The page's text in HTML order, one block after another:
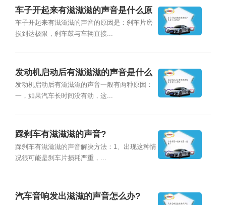
车子开起来有滋滋滋的声音是什么原
因？
车子开起来有滋滋滋的声音的原因是：刹车片磨
损到达极限，刹车鼓与车辆直接...
发动机启动后有滋滋滋的声音是什么
原因
发动机启动后有滋滋滋的声音一般有两种原因：
一，如果汽车长时间没有动，这...
踩刹车有滋滋滋的声音?
踩刹车有滋滋滋的声音解决方法：1、出现这种情
况很可能是刹车片损耗严重，...
汽车音响发出滋滋的声音怎么办?